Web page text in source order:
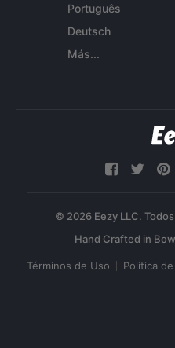
Português
Deutsch
Más...
© 2026 Eezy LLC.
Términos de Uso Política